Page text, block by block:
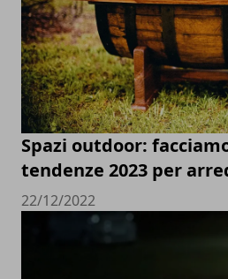
Spazi outdoor:
tendenze 2023 per
22/12/2022